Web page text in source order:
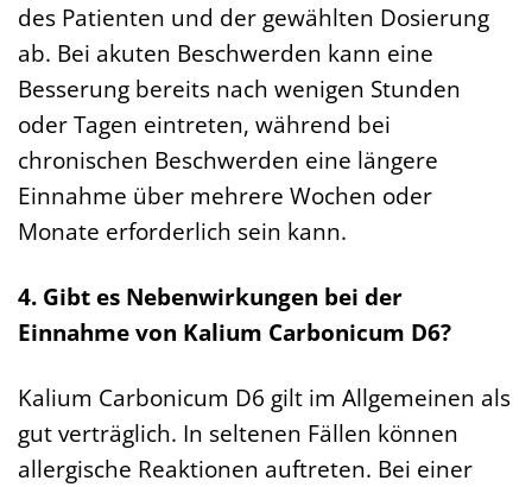
des Patienten und der gewählten Dosierung
ab. Bei akuten Beschwerden kann eine
Besserung bereits nach wenigen Stunden
oder Tagen eintreten, während bei
chronischen Beschwerden eine längere
Einnahme über mehrere Wochen oder
Monate erforderlich sein kann.
4. Gibt es Nebenwirkungen bei der
Einnahme von Kalium Carbonicum D6?
Kalium Carbonicum D6 gilt im Allgemeinen als
gut verträglich. In seltenen Fällen können
allergische Reaktionen auftreten. Bei einer